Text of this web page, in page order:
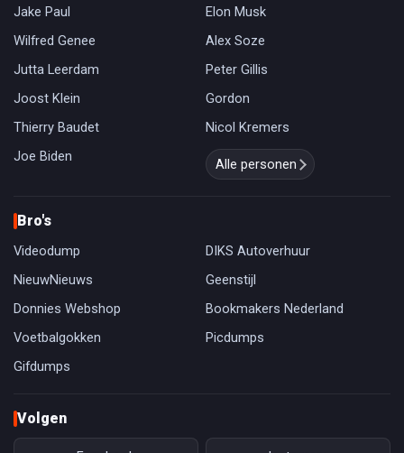
Jake Paul
Elon Musk
Wilfred Genee
Alex Soze
Jutta Leerdam
Peter Gillis
Joost Klein
Gordon
Thierry Baudet
Nicol Kremers
Joe Biden
Alle personen
Bro's
Videodump
DIKS Autoverhuur
NieuwNieuws
Geenstijl
Donnies Webshop
Bookmakers Nederland
Voetbalgokken
Picdumps
Gifdumps
Volgen